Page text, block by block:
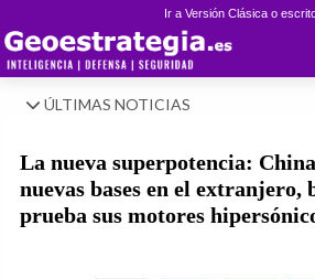
Ir a Versión Clásica o
ÚLTIMAS NOTICIAS
La nueva superpotencia:
nuevas bases en el extranjero,
prueba sus motores